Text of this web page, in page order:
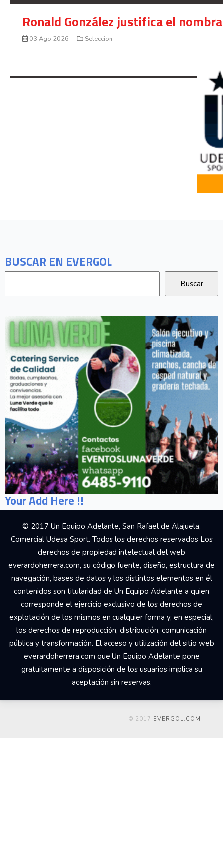
Your Add Here !!
03 Ago 2026 Seleccion
03 Ago 2026 Seleccion
© 2017 Un Equipo Adelante, San Rafael de Alajuela,
Comercial Udesa Sport. Todos los derechos reservados Los
derechos de propiedad intelectual del web
everardoherrera.com, su código fuente, diseño, estructura de
navegación, bases de datos y los distintos elementos en él
contenidos son titularidad de Un Equipo Adelante a quien
corresponde el ejercicio exclusivo de los derechos de
explotación de los mismos en cualquier forma y, en especial,
los derechos de reproducción, distribución, comunicación
pública y transformación. El acceso y utilización del sitio web
aceptación sin reservas.